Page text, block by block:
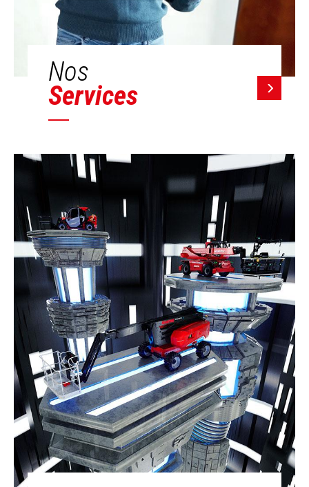
Nos
Services